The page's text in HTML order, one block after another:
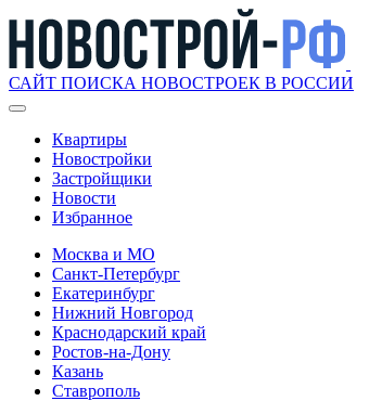
САЙТ ПОИСКА НОВОСТРОЕК В РОССИИ
Квартиры
Новостройки
Застройщики
Новости
Избранное
Москва и МО
Санкт-Петербург
Екатеринбург
Нижний Новгород
Краснодарский край
Ростов-на-Дону
Казань
Ставрополь